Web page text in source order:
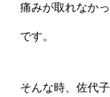
痛みが取れなか
です。
そんな時、佐代